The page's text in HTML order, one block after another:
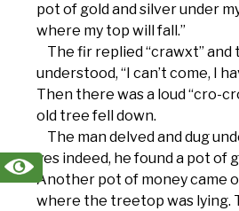
pot of gold and silver under
where my top will fall.”
The fir replied “crawxt” and
understood, “I can’t come, I
Then there was a loud “cro-
old tree fell down.
The man delved and dug
yes indeed, he found a pot of
Another pot of money came
where the treetop was lying.